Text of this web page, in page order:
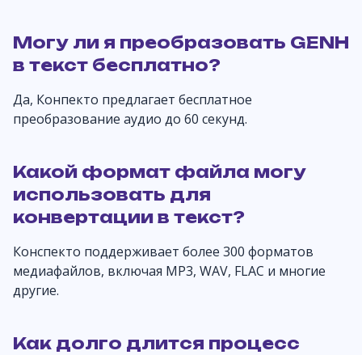
Могу ли я преобразовать GENH
в текст бесплатно?
Да, Конпекто предлагает бесплатное
преобразование аудио до 60 секунд.
Какой формат файла могу
использовать для
конвертации в текст?
Конспекто поддерживает более 300 форматов
медиафайлов, включая MP3, WAV, FLAC и многие
другие.
Как долго длится процесс